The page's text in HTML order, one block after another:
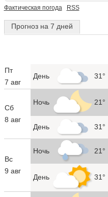
Фактическая погода RSS
Прогноз на 7 дней
Пт
7 авг
День 31°
Сб
8 авг
Ночь 21°
День 31°
Вс
9 авг
Ночь 21°
День 31°